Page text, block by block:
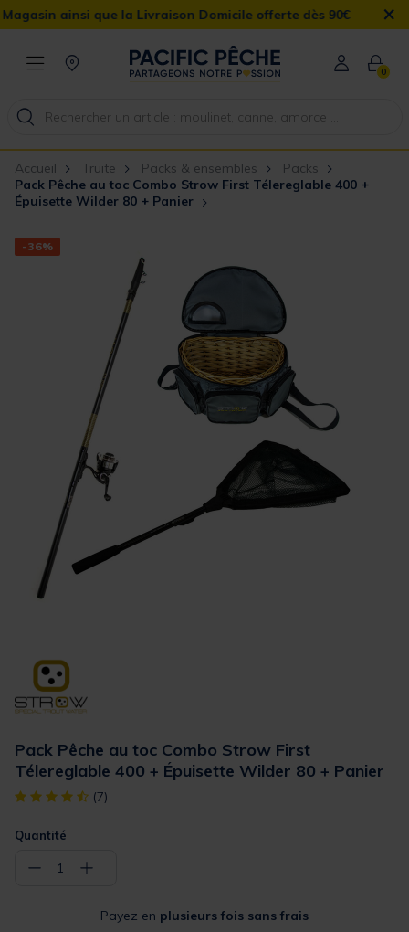
la Livraison Domicile offerte dès 90€ ×
0
Accueil Truite Packs & ensembles
Packs
Pack Pêche au toc Combo Strow First Télereglable 400 +
Épuisette Wilder 80 + Panier
-36%
Pack Pêche au toc Combo Strow First
Télereglable 400 + Épuisette Wilder 80 + Panier
[object Object] out of 5 Customer Rating
(7)
Quantité
− 1 +
Payez en plusieurs fois sans frais